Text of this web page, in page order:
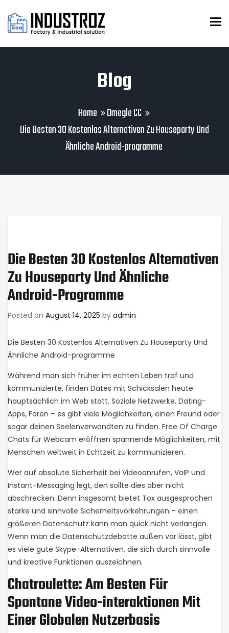
Blog
Home
Omegle CC
Die Besten 30 Kostenlos Alternativen Zu Houseparty Und
Ähnliche Android-programme
Die Besten 30 Kostenlos Alternativen
Zu Houseparty Und Ähnliche
Android-Programme
Posted on August 14, 2025 by admin
Die Besten 30 Kostenlos Alternativen Zu Houseparty Und
Ähnliche Android-programme
Während man sich früher im echten Leben traf und
kommunizierte, finden Dates mit Schicksalen heute
hauptsächlich im Web statt. Soziale Netzwerke, Dating-
Apps, Foren – es gibt viele Möglichkeiten, einen Freund oder
sogar deinen Seelenverwandten zu finden. Free Of Charge
Chats für Webcam eröffnen spannende Möglichkeiten, mit
Menschen weltweit in Echtzeit zu kommunizieren.
Wer auf absolute Sicherheit bei Videoanrufen, VoIP und
Instant-Messaging legt, den sollte dies aber nicht
abschrecken. Denn insgesamt bietet Tox ausgesprochen
starke und sinnvolle Sicherheitsvorkehrungen – einen
größeren Datenschutz kann man quick nicht verlangen.
Wenn man die Datenschutzdebatte außen vor lässt, gibt
es viele gute Skype-Alternativen, die sich durch sinnvolle
und kreative Funktionen auszeichnen.
Chatroulette: Am Besten Für
Spontane Video-interaktionen Mit
Einer Globalen Nutzerbasis